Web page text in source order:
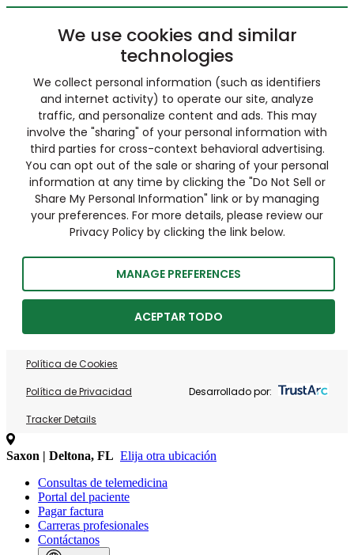
We use cookies and similar
technologies
We collect personal information (such as identifiers
and internet activity) to operate our site, analyze
traffic, and personalize content and ads. This may
involve the "sharing" of your personal information with
third parties for cross-context behavioral advertising.
You can opt out of the sale or sharing of your personal
information at any time by clicking the "Do Not Sell or
Share My Personal Information" link or by managing
your preferences. For more details, please review our
Privacy Policy by clicking the link below.
MANAGE PREFERENCES
ACEPTAR TODO
Política de Cookies
Política de Privacidad
Tracker Details
Desarrollado por:
Saxon | Deltona, FL Elija otra ubicación
Consultas de telemedicina
Portal del paciente
Pagar factura
Carreras profesionales
Contáctanos